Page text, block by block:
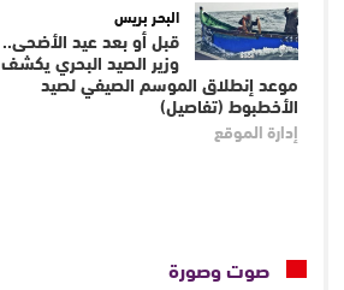
البحر بريس
قبل أو بعد عيد الأضحى..
وزير الصيد البحري يكشف
موعد إنطلاق الموسم الصيفي لصيد
الأخطبوط (تفاصيل)
إدارة الموقع
صوت وصورة